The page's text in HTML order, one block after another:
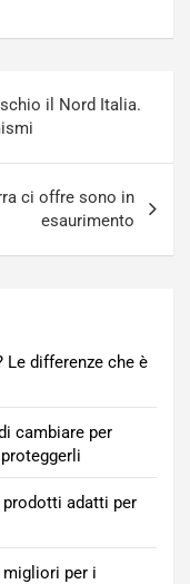
il Nord Italia.
ci offre sono in
esaurimento
differenze che è
cambiare per
adatti per
migliori per i